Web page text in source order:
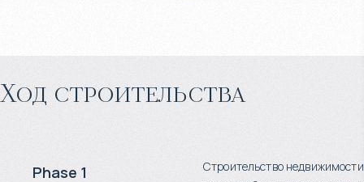
Ход строительства
Phase 1
Строительство